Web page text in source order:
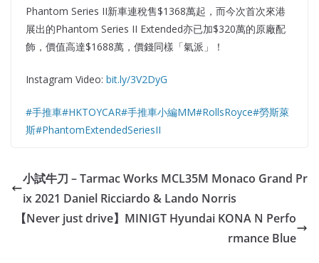
Phantom Series II新車連稅售$1368萬起，而今次首次來港
展出的Phantom Series II Extended亦已加$320萬的原廠配
飾，價值高達$1688萬，價錢同樣「氣派」！
Instagram Video: bit.ly/3V2DyG
#手推車#HKTOYCAR#手推車小編MM#RollsRoyce#勞斯萊
斯#PhantomExtendedSeriesII
小試牛刀 – Tarmac Works MCL35M Monaco Grand Pr
ix 2021 Daniel Ricciardo & Lando Norris
【Never just drive】MINIGT Hyundai KONA N Perfo
rmance Blue